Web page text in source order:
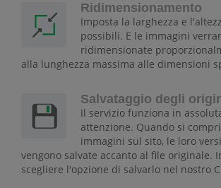
Ridimensionamento
Imposta la larghezza e
possibili. E le immagini
ridimensionate
alla lunghezza massima alle dimensioni
Salvataggio degli
Il servizio funziona in
attenzione. Quando si
immagini sul sito, le loro
vengono salvate accanto al file originale.
scegliere l'opzione di salvarlo nel nostro